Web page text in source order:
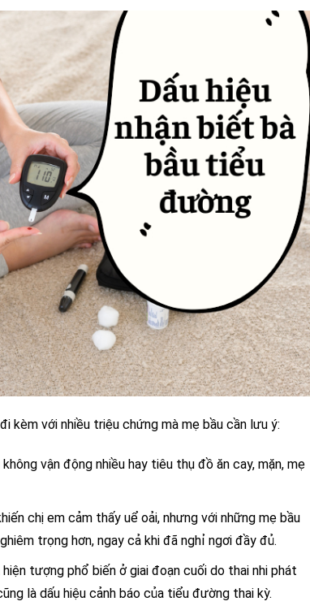
kèm với nhiều triệu chứng mà mẹ bầu cần lưu ý:
không vận động nhiều hay tiêu thụ đồ ăn cay, mặn, mẹ
chị em cảm thấy uể oải, nhưng với những mẹ bầu
trọng hơn, ngay cả khi đã nghỉ ngơi đầy đủ.
tượng phổ biến ở giai đoạn cuối do thai nhi phát
là dấu hiệu cảnh báo của tiểu đường thai kỳ.